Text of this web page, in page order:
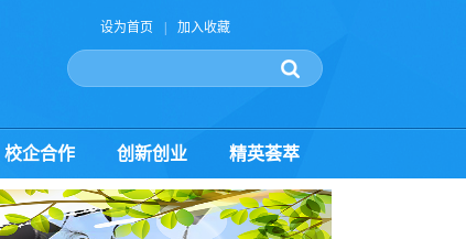
设为首页 加入收藏
校企合作 创新创业 精英荟萃